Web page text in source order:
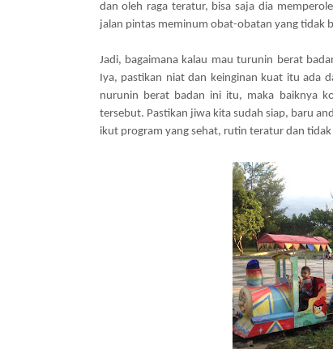
dan oleh raga teratur, bisa saja dia
jalan pintas meminum obat-obatan yang tidak
Jadi, bagaimana kalau mau turunin berat
Iya, pastikan niat dan keinginan kuat itu ada
nurunin berat badan ini itu, maka baiknya
tersebut. Pastikan jiwa kita sudah siap, baru
ikut program yang sehat, rutin teratur dan